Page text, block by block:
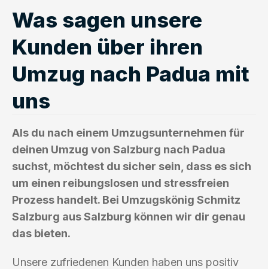
Was sagen unsere
Kunden über ihren
Umzug nach Padua mit
uns
Als du nach einem Umzugsunternehmen für
deinen Umzug von Salzburg nach Padua
suchst, möchtest du sicher sein, dass es sich
um einen reibungslosen und stressfreien
Prozess handelt. Bei Umzugskönig Schmitz
Salzburg aus Salzburg können wir dir genau
das bieten.
Unsere zufriedenen Kunden haben uns positiv